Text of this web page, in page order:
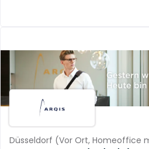
Düsseldorf (Vor Ort, Homeoffice